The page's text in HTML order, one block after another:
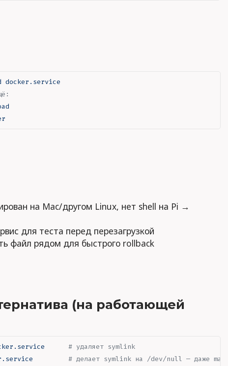
docker.service
на Mac/другом Linux, нет shell на Pi →
для теста перед перезагрузкой
файл рядом для быстрого rollback
(на работающей
      # удаляет symlink
# делает symlink на /dev/null — даже